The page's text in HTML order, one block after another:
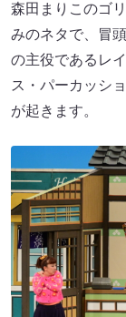
森田まりこのゴ
みのネタで、冒
の主役であるレ
ス・パーカッシ
が起きます。